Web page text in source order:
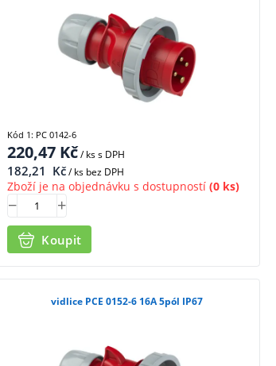
220,47 Kč/ kss DPH
182,21 Kč/ ks bez DPH
Zboží je na objednávku s dostupností (0 ks)
Koupit
Kód 1: PC 0142-6
vidlice PCE 0152-6 16A 5pól IP67